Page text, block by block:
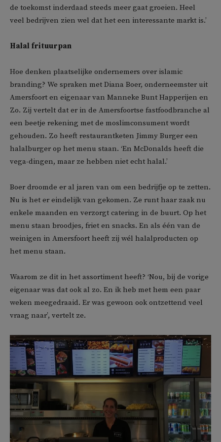
de toekomst inderdaad steeds meer gaat groeien. Heel
veel bedrijven zien wel dat het een interessante markt is.’
Halal frituurpan
Hoe denken plaatselijke ondernemers over islamic
branding? We spraken met Diana Boer, onderneemster uit
Amersfoort en eigenaar van Manneke Bunt Happerijen en
Zo. Zij vertelt dat er in de Amersfoortse fastfoodbranche al
een beetje rekening met de moslimconsument wordt
gehouden. Zo heeft restaurantketen Jimmy Burger een
halalburger op het menu staan. ‘En McDonalds heeft die
vega-dingen, maar ze hebben niet echt halal.’
Boer droomde er al jaren van om een bedrijfje op te zetten.
Nu is het er eindelijk van gekomen. Ze runt haar zaak nu
enkele maanden en verzorgt catering in de buurt. Op het
menu staan broodjes, friet en snacks. En als één van de
weinigen in Amersfoort heeft zij wél halalproducten op
het menu staan.
Waarom ze dit in het assortiment heeft? ‘Nou, bij de vorige
eigenaar was dat ook al zo. En ik heb met hem een paar
weken meegedraaid. Er was gewoon ook ontzettend veel
vraag naar’, vertelt ze.